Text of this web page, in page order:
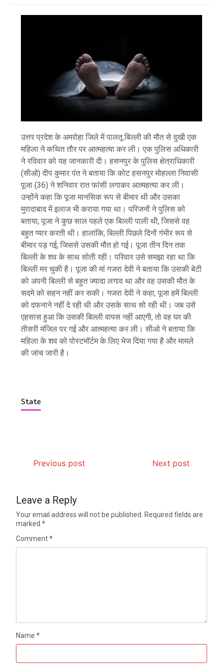
उत्तर प्रदेश के अमरोहा जिले में पालतू बिल्ली की मौत से दुखी एक
महिला ने कथित तौर पर आत्महत्या कर ली। एक पुलिस अधिकारी
ने रविवार को यह जानकारी दी। हसनपुर के पुलिस क्षेत्राधिकारी
(सीओ) दीप कुमार पंत ने बताया कि कोट हसनपुर मोहल्ला निवासी
पूजा (36) ने शनिवार रात फांसी लगाकर आत्महत्या कर ली।
उन्होंने कहा कि पूजा मानसिक रूप से बीमार थी और उसका
मुरादाबाद में इलाज भी कराया गया था। परिजनों ने पुलिस को
बताया, पूजा ने कुछ साल पहले एक बिल्ली पाली थी, जिससे वह
बहुत प्यार करती थी। हालांकि, बिल्ली पिछले दिनों गंभीर रूप से
बीमार पड़ गई, जिससे उसकी मौत हो गई। पूजा तीन दिन तक
बिल्ली के शव के साथ सोती रही। परिवार उसे समझा रहा था कि
बिल्ली मर चुकी है। पूजा की मां गजरा देवी ने बताया कि उसकी बेटी
को अपनी बिल्ली से बहुत ज्यादा लगाव था और वह उसकी मौत के
सदमे को सहन नहीं कर सकी। गजरा देवी ने कहा, पूजा हमें बिल्ली
को दफनाने नहीं दे रही थी और उसके साथ सो रही थी। जब उसे
एहसास हुआ कि उसकी बिल्ली वापस नहीं आएगी, तो वह घर की
तीसरी मंजिल पर गई और आत्महत्या कर ली। सीओ ने बताया कि
महिला के शव को पोस्टमॉर्टम के लिए भेज दिया गया है और मामले
की जांच जारी है।
State
Previous post Next post
Leave a Reply
Your email address will not be published. Required fields are
marked*
Comment*
Name*